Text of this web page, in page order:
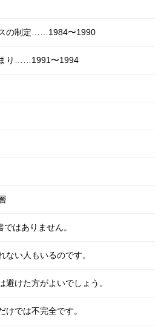
の制定……1984〜1990
り……1991〜1994
はありません。
ない人もいるのです。
避けた方がよいでしょう。
けでは不完全です。